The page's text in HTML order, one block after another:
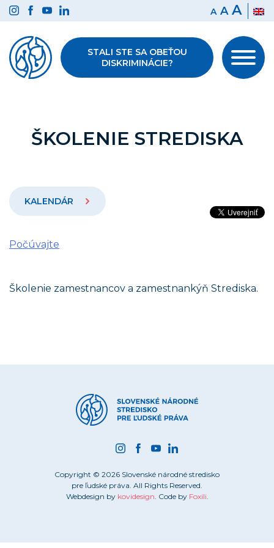
Preskočiť
na
obsah
A A A
STALI STE SA OBEŤOU
DISKRIMINÁCIE?
ŠKOLENIE STREDISKA
KALENDÁR
Počúvajte
Školenie zamestnancov a zamestnankýň Strediska.
Copyright © 2026 Slovenské národné stredisko
pre ľudské práva. All Rights Reserved.
Webdesign by kovidesign . Code by Foxili